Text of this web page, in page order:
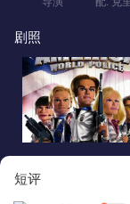
其颠覆世界的阴谋。
这是一部传统的
刺美国称霸世界
组成的“美国战队
一部超级搞笑的保
《美国战队：世界
剧照
短评